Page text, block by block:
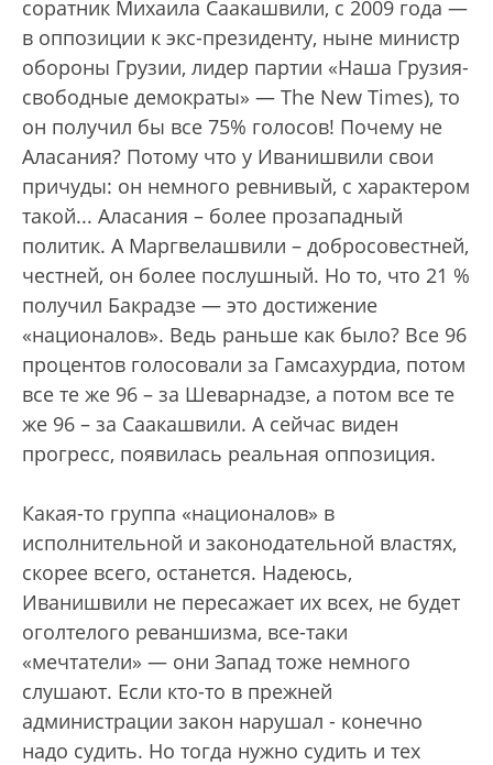
соратник Михаила Саакашвили, с 2009 года —
в оппозиции к экс-президенту, ныне министр
обороны Грузии, лидер партии «Наша Грузия-
свободные демократы» — The New Times), то
он получил бы все 75% голосов! Почему не
Аласания? Потому что у Иванишвили свои
причуды: он немного ревнивый, с характером
такой... Аласания – более прозападный
политик. А Маргвелашвили – добросовестней,
честней, он более послушный. Но то, что 21 %
получил Бакрадзе — это достижение
«националов». Ведь раньше как было? Все 96
процентов голосовали за Гамсахурдиа, потом
все те же 96 – за Шеварнадзе, а потом все те
же 96 – за Саакашвили. А сейчас виден
прогресс, появилась реальная оппозиция.
Какая-то группа «националов» в
исполнительной и законодательной властях,
скорее всего, останется. Надеюсь,
Иванишвили не пересажает их всех, не будет
оголтелого реваншизма, все-таки
«мечтатели» — они Запад тоже немного
слушают. Если кто-то в прежней
администрации закон нарушал - конечно
надо судить. Но тогда нужно судить и тех